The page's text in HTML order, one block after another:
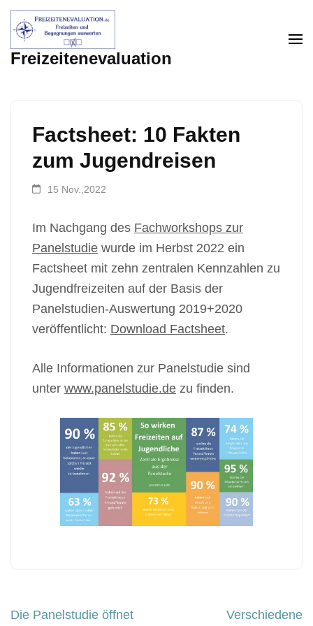
Zum
Inhalt
springen
Freizeitenevaluation
Factsheet: 10 Fakten
zum Jugendreisen
15 Nov.,2022
Im Nachgang des Fachworkshops zur
Panelstudie wurde im Herbst 2022 ein
Factsheet mit zehn zentralen Kennzahlen zu
Jugendfreizeiten auf der Basis der
Panelstudien-Auswertung 2019+2020
veröffentlicht: Download Factsheet.
Alle Informationen zur Panelstudie sind
unter www.panelstudie.de zu finden.
Beitragsnavigation
Die Panelstudie öffnet Verschiedene